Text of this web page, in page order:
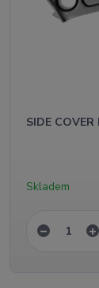
SIDE COVER
Skladem